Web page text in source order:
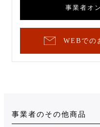
事業者オ
WEBでの
事業者のその他商品